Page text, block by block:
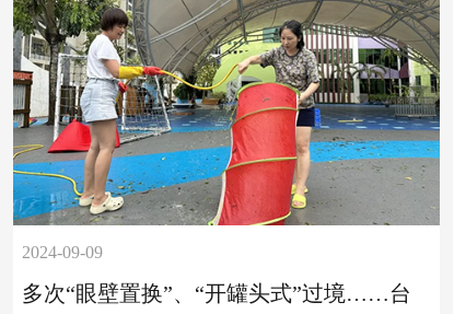
2024-09-09
多次“眼壁置换”、“开罐头式”过境……台